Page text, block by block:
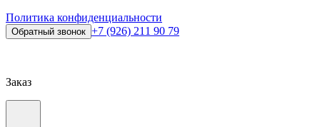
Политика конфиденциальности
Обратный звонок +7 (926) 211 90 79
Заказ